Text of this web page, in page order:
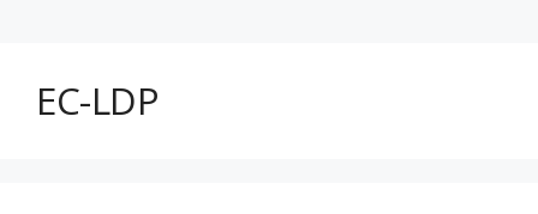
EC-LDP